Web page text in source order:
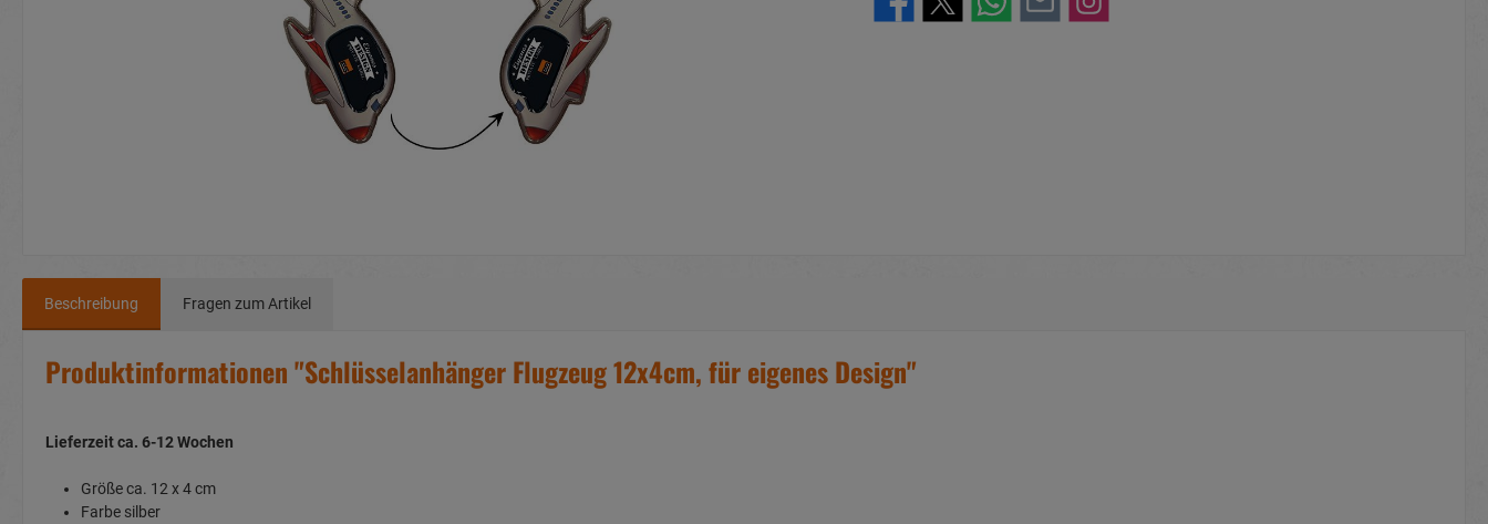
Beschreibung Fragen zum Artikel
Produktinformationen "Schlüsselanhänger Flugzeug 12x4cm, für eigenes Design"
Lieferzeit ca. 6-12 Wochen
Größe ca. 12 x 4 cm
Farbe silber